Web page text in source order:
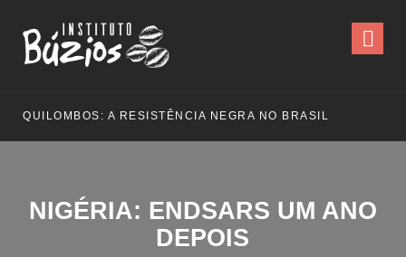
QUILOMBOS: A RESISTÊNCIA NEGRA NO BRASIL
NIGÉRIA: ENDSARS UM ANO
DEPOIS